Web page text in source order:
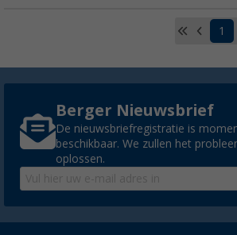
1
Berger Nieuwsbrief
De nieuwsbriefregistratie is
beschikbaar. We zullen het
oplossen.